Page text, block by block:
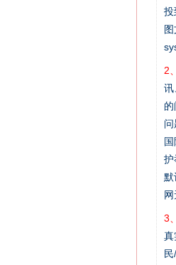
投
2、
讯
护
默
3、
真